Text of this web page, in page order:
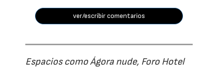
ver/escribir comentarios
Espacios como Ágora nude, Foro Hotel